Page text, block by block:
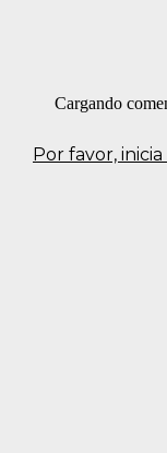
Por favor,
Cargando